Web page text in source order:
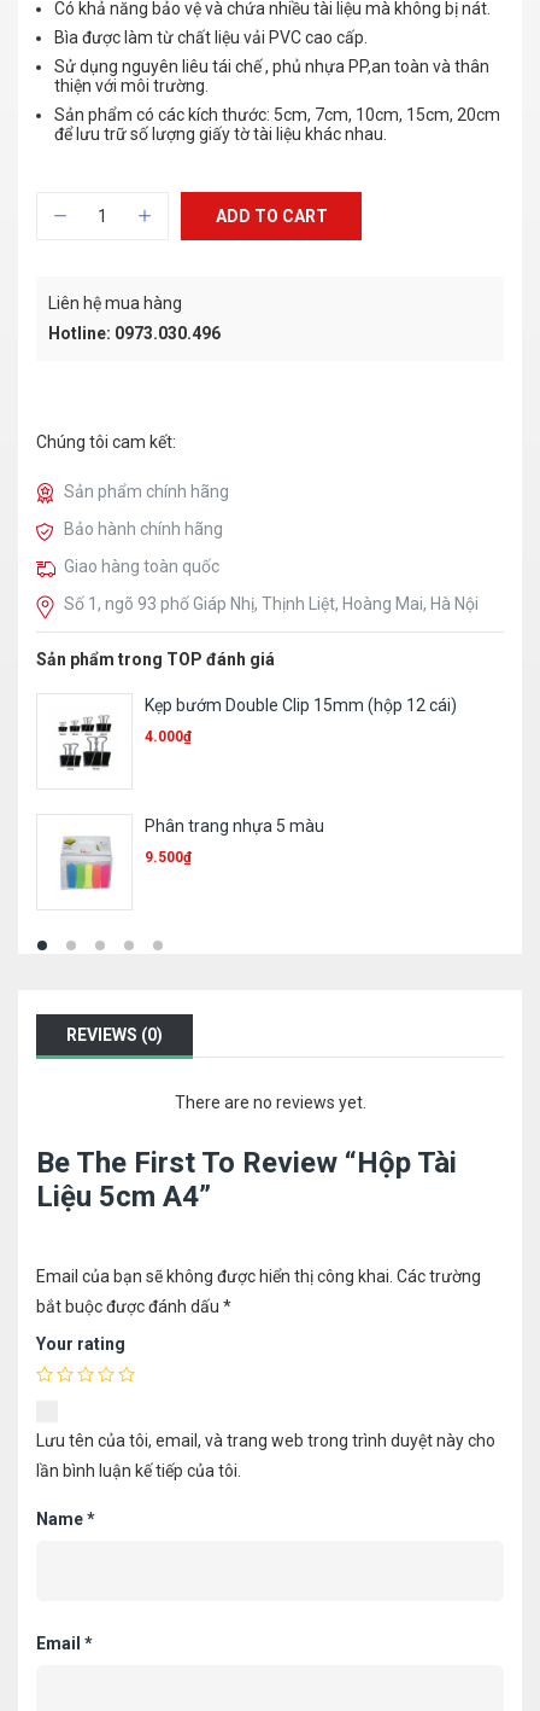
Có khả năng bảo vệ và chứa nhiều tài liệu mà không bị nát.
Bìa được làm từ chất liệu vải PVC cao cấp.
Sử dụng nguyên liêu tái chế , phủ nhựa PP,an toàn và thân
thiện với môi trường.
Sản phẩm có các kích thước: 5cm, 7cm, 10cm, 15cm, 20cm
để lưu trữ số lượng giấy tờ tài liệu khác nhau.
ADD TO CART
Liên hệ mua hàng
Hotline: 0973.030.496
Chúng tôi cam kết:
Sản phẩm chính hãng
Bảo hành chính hãng
Giao hàng toàn quốc
Số 1, ngõ 93 phố Giáp Nhị, Thịnh Liệt, Hoàng Mai, Hà Nội
Sản phẩm trong TOP đánh giá
Ruột bút 023
1.000₫
Bút sơn Toyo 101
11.300
REVIEWS (0)
There are no reviews yet.
Be The First To Review “Hộp Tài
Liệu 5cm A4”
Email của bạn sẽ không được hiển thị công khai. Các trường
bắt buộc được đánh dấu *
Your rating
Lưu tên của tôi, email, và trang web trong trình duyệt này cho
lần bình luận kế tiếp của tôi.
Name*
Email *